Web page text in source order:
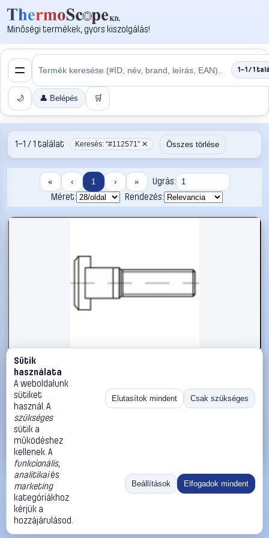
Minőségi termékek, gyors kiszolgálás!
1–1 / 1
🌙 👤 Belépés 🛒
1–1 / 1 találat Keresés: “#112571” ✕ Összes törlése
« ‹ 1 › »
Ugrás:
Méret:
Rendezés:
#112571
TOOLCRAFT 112571 Stiftcsavarok M10 20 mm DIN 835 Acél
100 db
TOOLCRAFT Metrikus csavarok
16 990 Ft
Kosárba
«
Ugrás:
Méret:
Rendezés:
©2026
ThermoScope
ÁSZF
Cégbemutató
Sütik
használata
A weboldalunk
sütiket
használ. A
szükséges
sütik a
működéshez
kellenek. A
funkcionális,
analitikaiés
marketing
kategóriákhoz
kérjük a
hozzájárulásod.
Elutasítok mindent Csak szükséges
Beállítások Elfogadok mindent